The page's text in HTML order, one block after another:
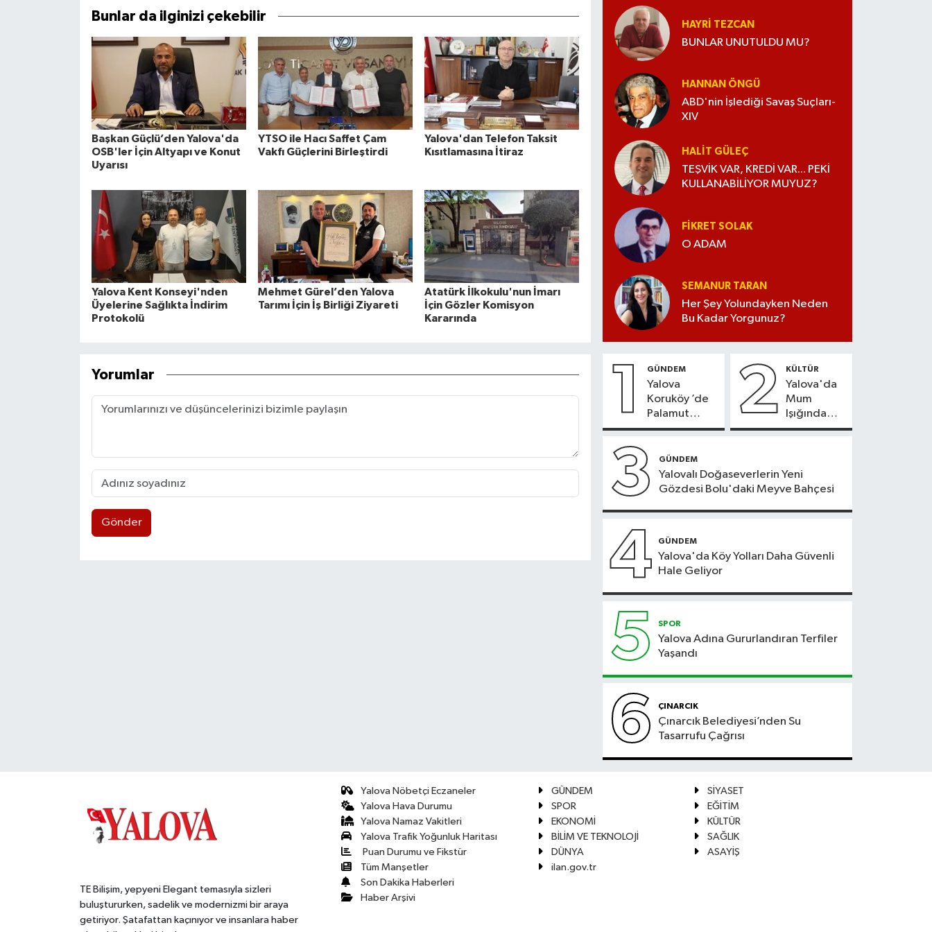
Bunlar da ilginizi çekebilir
Başkan Güçlü’den Yalova'da
OSB'ler İçin Altyapı ve Konut
Uyarısı
YTSO ile Hacı Saffet Çam
Vakfı Güçlerini Birleştirdi
Yalova'dan Telefon Taksit
Kısıtlamasına İtiraz
Yalova Kent Konseyi'nden
Üyelerine Sağlıkta İndirim
Protokolü
Mehmet Gürel’den Yalova
Tarımı İçin İş Birliği Ziyareti
Atatürk İlkokulu'nun İmarı
İçin Gözler Komisyon
Kararında
Yorumlar
Gönder
HAYRI TEZCAN
BUNLAR UNUTULDU MU?
HANNAN ÖNGÜ
ABD'nin İşlediği Savaş Suçları-
XIV
HALIT GÜLEÇ
TEŞVİK VAR, KREDİ VAR... PEKİ
KULLANABİLİYOR MUYUZ?
FIKRET SOLAK
O ADAM
SEMANUR TARAN
Her Şey Yolundayken Neden
Bu Kadar Yorgunuz?
1 GÜNDEM
Yalova
Koruköy ’de
Palamut
Sezonu
2 KÜLTÜR
Yalova'da
Mum
Işığında
Konser
3 GÜNDEM
Yalovalı Doğaseverlerin Yeni
Gözdesi Bolu'daki Meyve Bahçesi
4 GÜNDEM
Yalova'da Köy Yolları Daha Güvenli
Hale Geliyor
5 SPOR
Yalova Adına Gururlandıran Terfiler
Yaşandı
6 ÇINARCIK
Çınarcık Belediyesi’nden Su
Tasarrufu Çağrısı
TE Bilişim, yepyeni Elegant temasıyla sizleri
buluştururken, sadelik ve modernizmi bir araya
getiriyor. Şatafattan kaçınıyor ve insanlara haber
Yalova Nöbetçi Eczaneler
Yalova Hava Durumu
Yalova Namaz Vakitleri
Yalova Trafik Yoğunluk Haritası
Puan Durumu ve Fikstür
Tüm Manşetler
Son Dakika Haberleri
Haber Arşivi
GÜNDEM
SİYASET
SPOR
EĞİTİM
EKONOMİ
KÜLTÜR
BİLİM VE TEKNOLOJİ
SAĞLIK
DÜNYA
ASAYİŞ
ilan.gov.tr